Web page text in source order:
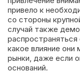
привело к
со стороны
случай также
распространяться
какое влияние они
рынки, даже если
оснований.